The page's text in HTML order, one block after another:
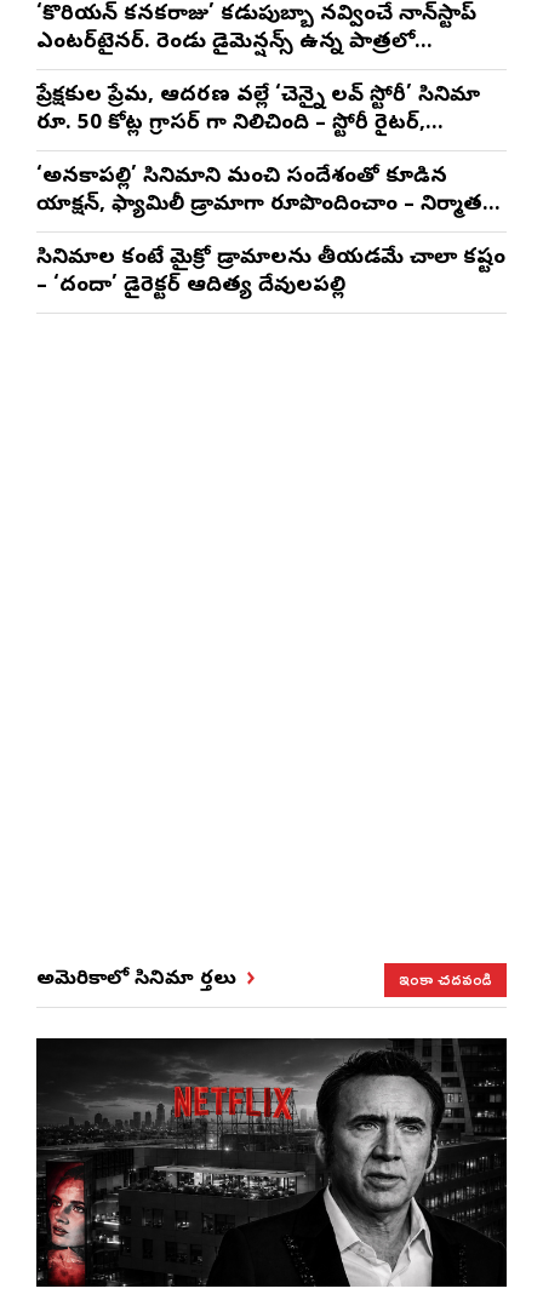
‘కొరియన్ కనకరాజు’ కడుపుబ్బా నవ్వించే నాన్‌స్టాప్
ఎంటర్‌టైనర్. రెండు డైమెన్షన్స్ ఉన్న పాత్రలో
నటించడం చాలా సంతృప్తినిచ్చింది : వరుణ్ తేజ్
ప్రేక్షకుల ప్రేమ, ఆదరణ వల్లే ‘చెన్నై లవ్ స్టోరీ’ సినిమా
రూ. 50 కోట్ల గ్రాసర్ గా నిలిచింది – స్టోరీ రైటర్,
ప్రొడ్యూసర్ సాయి రాజేష్
‘అనకాపల్లి’ సినిమాని మంచి సందేశంతో కూడిన
యాక్షన్, ఫ్యామిలీ డ్రామాగా రూపొందించాం – నిర్మాతలు
త్రినాథరావు నక్కిన, కాండ్రేగుల నాయుడు
సినిమాల కంటే మైక్రో డ్రామాలను తీయడమే చాలా కష్టం
– ‘దందా’ డైరెక్ట‌ర్ ఆదిత్య దేవులపల్లి
అమెరికాలో సినిమా వార్తలు ఇంకా చదవండి